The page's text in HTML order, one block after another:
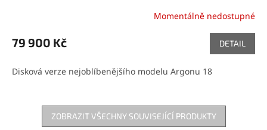
Momentálně nedostupné
79 900 Kč DETAIL
Disková verze nejoblíbenějšího modelu Argonu 18
ZOBRAZIT VŠECHNY SOUVISEJÍCÍ PRODUKTY